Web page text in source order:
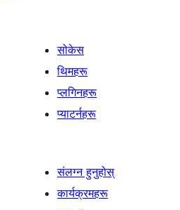
सोकेस
थिमहरू
प्लगिनहरू
प्याटर्नहरू
संलग्न हुनुहोस्
कार्यक्रमहरू